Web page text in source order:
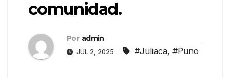
comunidad.
Por admin
JUL 2, 2025 #Juliaca, #Puno